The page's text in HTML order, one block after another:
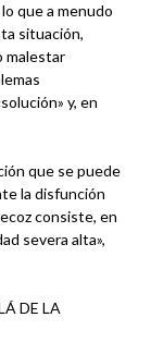
que a menudo
situación,
malestar
y, en
que se puede
la disfunción
consiste, en
severa alta»,
DE LA